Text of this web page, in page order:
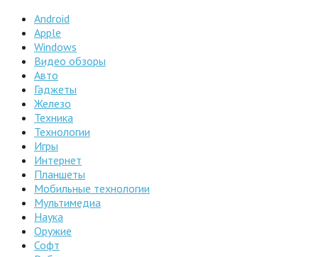
Android
Apple
Windows
Видео обзоры
Авто
Гаджеты
Железо
Техника
Технологии
Игры
Интернет
Планшеты
Мобильные технологии
Мультимедиа
Наука
Оружие
Софт